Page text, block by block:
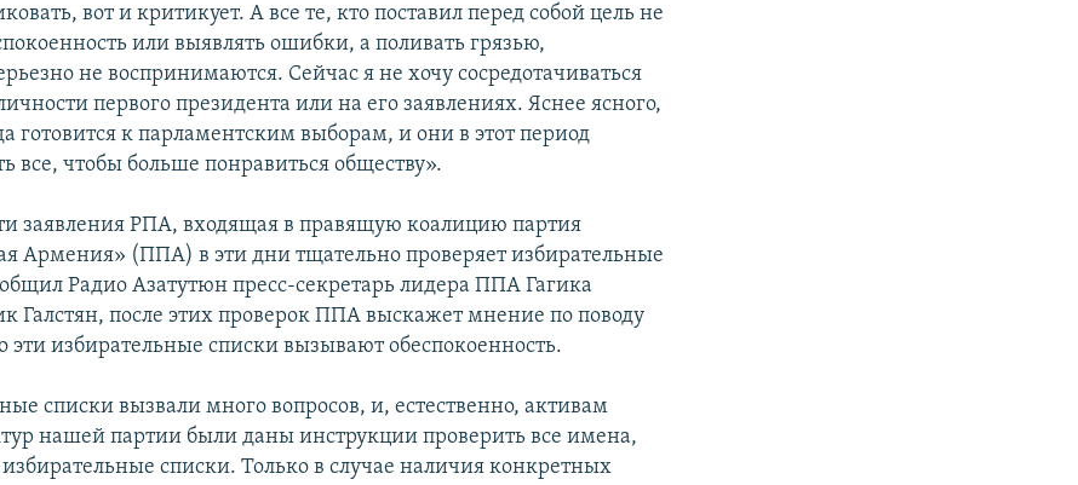
вот и критикует. А все те, кто поставил перед собой цель не
или выявлять ошибки, а поливать грязью,
не воспринимаются. Сейчас я не хочу сосредотачиваться
первого президента или на его заявлениях. Яснее ясного,
готовится к парламентским выборам, и они в этот период
все, чтобы больше понравиться обществу».
заявления РПА, входящая в правящую коалицию партия
Армения» (ППА) в эти дни тщательно проверяет избирательные
Радио Азатутюн пресс-секретарь лидера ППА Гагика
Галстян, после этих проверок ППА выскажет мнение по поводу
эти избирательные списки вызывают обеспокоенность.
списки вызвали много вопросов, и, естественно, активам
нашей партии были даны инструкции проверить все имена,
списки. Только в случае наличия конкретных